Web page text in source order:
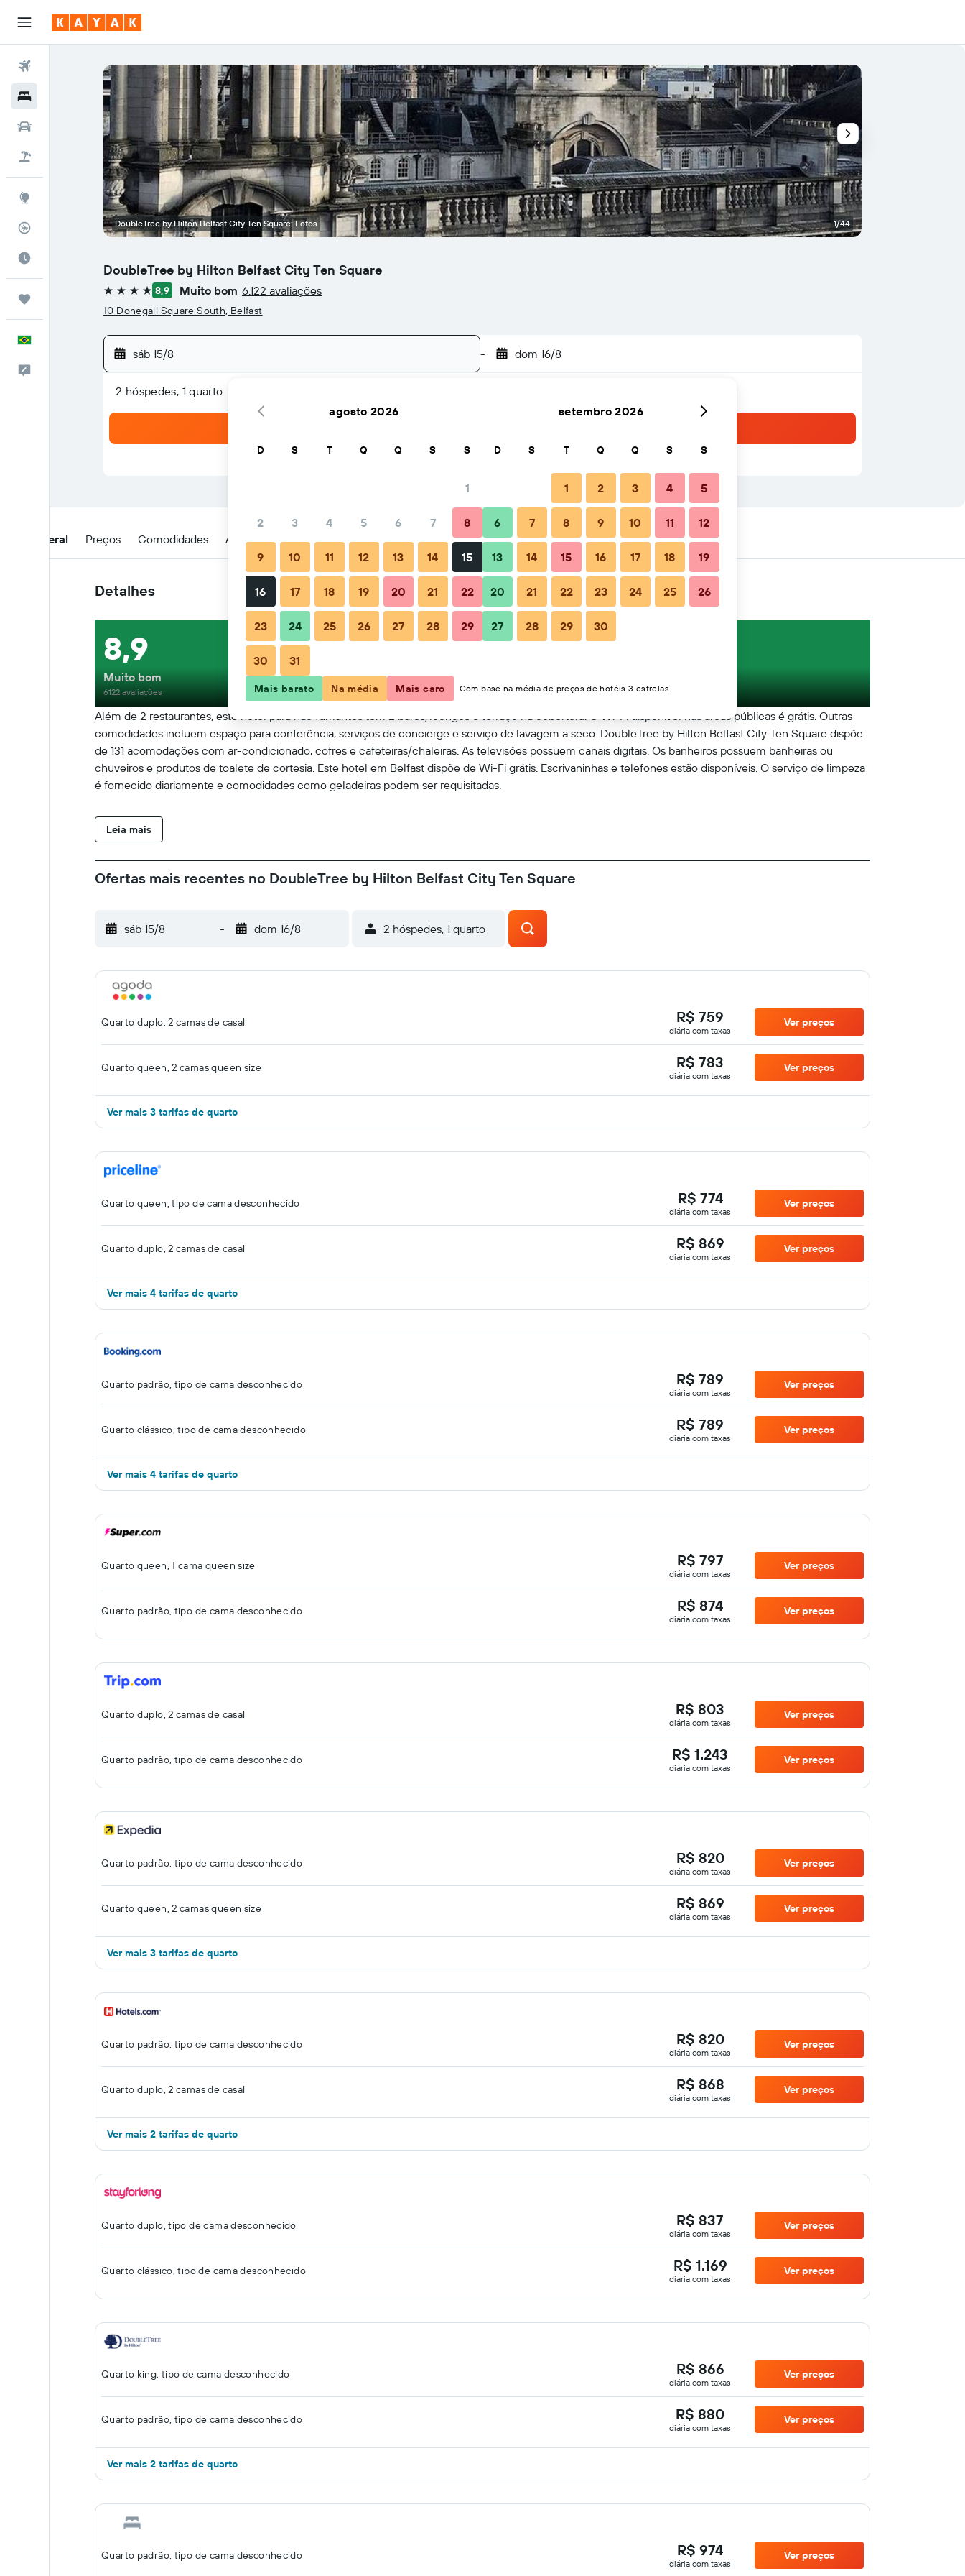
Rastreador de voos
Comentários
DoubleTree by Hilton Belfast City Ten Square
4 estrelas 8,9 Muito bom 6.122 avaliações
10 Donegall Square South, Belfast
sáb 15/8 - dom 16/8
2 hóspedes, 1 quarto
DoubleTree by Hilton Belfast City Ten Square: Fotos 1/44
Visão geral Preços Comodidades Avaliações Local Dicas e perguntas frequentes Hospedagens próximas
Detalhes
Além de 2 restaurantes, este hotel para não fumantes tem 2 bares/lounges e terraço na cobertura. O Wi-Fi disponível nas áreas públicas é grátis. Outras
comodidades incluem espaço para conferência, serviços de concierge e serviço de lavagem a seco. DoubleTree by Hilton Belfast City Ten Square dispõe
de 131 acomodações com ar-condicionado, cofres e cafeteiras/chaleiras. As televisões possuem canais digitais. Os banheiros possuem banheiras ou
chuveiros e produtos de toalete de cortesia. Este hotel em Belfast dispõe de Wi-Fi grátis. Escrivaninhas e telefones estão disponíveis. O serviço de limpeza
é fornecido diariamente e comodidades como geladeiras podem ser requisitadas.
Leia mais
8,9
Muito bom
6122 avaliações
Ofertas mais recentes no DoubleTree by Hilton Belfast City Ten Square
sáb 15/8 - dom 16/8 2 hóspedes, 1 quarto
Quarto duplo, 2 camas de casal R$ 759
diária com taxas
Ver preços
Quarto queen, 2 camas queen size R$ 783
diária com taxas
Ver preços
Ver mais 3 tarifas de quarto
Quarto queen, tipo de cama desconhecido R$ 774
diária com taxas
Ver preços
Quarto duplo, 2 camas de casal R$ 869
diária com taxas
Ver preços
Ver mais 4 tarifas de quarto
Quarto padrão, tipo de cama desconhecido R$ 789
diária com taxas
Ver preços
Quarto clássico, tipo de cama desconhecido R$ 789
diária com taxas
Ver preços
Ver mais 4 tarifas de quarto
Quarto queen, 1 cama queen size R$ 797
diária com taxas
Ver preços
Quarto padrão, tipo de cama desconhecido R$ 874
diária com taxas
Ver preços
Quarto duplo, 2 camas de casal R$ 803
diária com taxas
Ver preços
Quarto padrão, tipo de cama desconhecido R$ 1.243
diária com taxas
Ver preços
Quarto padrão, tipo de cama desconhecido R$ 820
diária com taxas
Ver preços
Quarto queen, 2 camas queen size R$ 869
diária com taxas
Ver preços
Ver mais 3 tarifas de quarto
Quarto padrão, tipo de cama desconhecido R$ 820
diária com taxas
Ver preços
Quarto duplo, 2 camas de casal R$ 868
diária com taxas
Ver preços
Ver mais 2 tarifas de quarto
Quarto duplo, tipo de cama desconhecido R$ 837
diária com taxas
Ver preços
Quarto clássico, tipo de cama desconhecido R$ 1.169
diária com taxas
Ver preços
Quarto king, tipo de cama desconhecido R$ 866
diária com taxas
Ver preços
Quarto padrão, tipo de cama desconhecido R$ 880
diária com taxas
Ver preços
Ver mais 2 tarifas de quarto
Quarto padrão, tipo de cama desconhecido R$ 974
diária com taxas
Ver preços
agosto 2026
D S T Q Q S S
1
2 3 4 5 6 7 8
9 10 11 12 13 14 15
16 17 18 19 20 21 22
23 24 25 26 27 28 29
30 31
setembro 2026
D S T Q Q S S
1 2 3 4 5
6 7 8 9 10 11 12
13 14 15 16 17 18 19
20 21 22 23 24 25 26
27 28 29 30
Mais barato Na média Mais caro Com base na média de preços de hotéis 3 estrelas.